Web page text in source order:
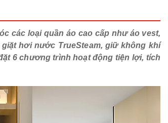
các loại quần áo cao cấp như áo vest,
hơi nước TrueSteam, giữ không khí
6 chương trình hoạt động tiện lợi, tích